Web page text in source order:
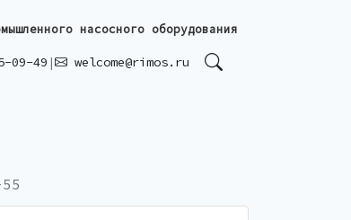
насосного оборудования
09-49 | welcome@rimos.ru